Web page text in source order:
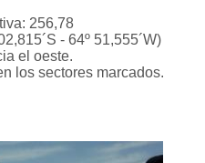
256,78
‐ 64º 51,555´W)
el oeste.
los sectores marcados.